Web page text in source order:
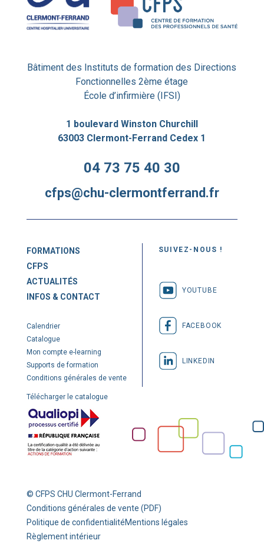
Bâtiment des Instituts de formation des Directions
Fonctionnelles 2ème étage
École d’infirmière (IFSI)
1 boulevard Winston Churchill
63003 Clermont-Ferrand Cedex 1
04 73 75 40 30
cfps@chu-clermontferrand.fr
FORMATIONS
CFPS
ACTUALITÉS
INFOS & CONTACT
Calendrier
Catalogue
Mon compte e-learning
Supports de formation
Conditions générales de vente
Télécharger le catalogue
SUIVEZ-NOUS !
YOUTUBE
FACEBOOK
LINKEDIN
© CFPS CHU Clermont-Ferrand
Conditions générales de vente (PDF)
Politique de confidentialitéMentions légales
Règlement intérieur